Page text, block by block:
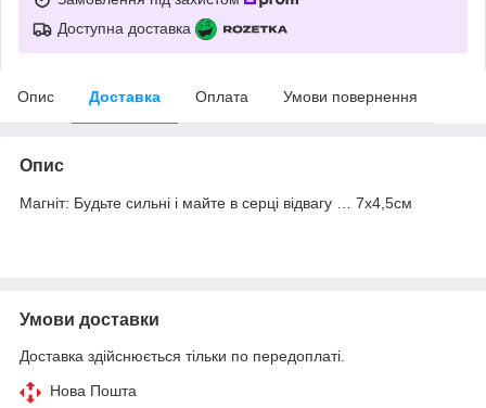
Доступна доставка
Опис Доставка Оплата Умови повернення
Опис
Магніт: Будьте сильні і майте в серці відвагу … 7х4,5см
Умови доставки
Доставка здійснюється тільки по передоплаті.
Нова Пошта